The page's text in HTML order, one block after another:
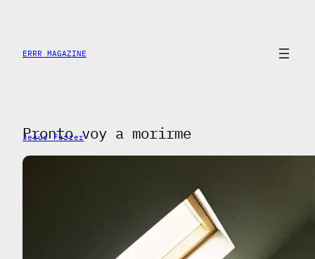
contenido
ERRR MAGAZINE
Pronto voy a morirme
Jesús Ferrer